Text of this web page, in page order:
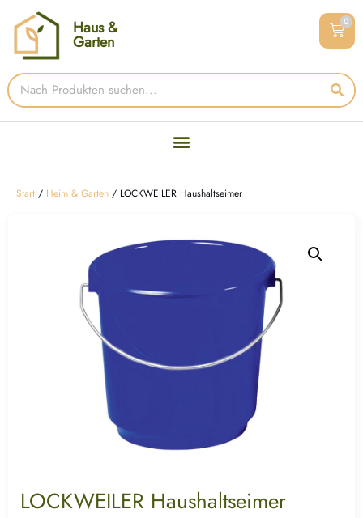
Haus &
Garten
0
Start / Heim & Garten / LOCKWEILER Haushaltseimer
LOCKWEILER Haushaltseimer